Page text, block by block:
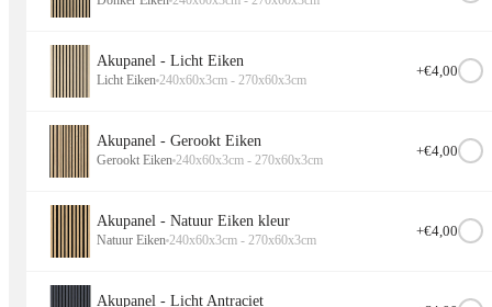
Akupanel - Licht Eiken
Licht Eiken 240x60x3cm - 270x60x3cm
+€4,00
Akupanel - Gerookt Eiken
Gerookt Eiken 240x60x3cm - 270x60x3cm
+€4,00
Akupanel - Natuur Eiken kleur
Natuur Eiken 240x60x3cm - 270x60x3cm
+€4,00
Akupanel - Licht Antraciet